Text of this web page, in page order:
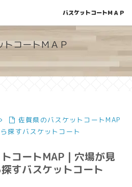
が見つかるバスケットコート情報
トコートＭＡＰ
佐賀県のバスケットコートMAP
探すバスケットコート
コートMAP | 穴場が見
すバスケットコート
バスケットコートＭＡＰ